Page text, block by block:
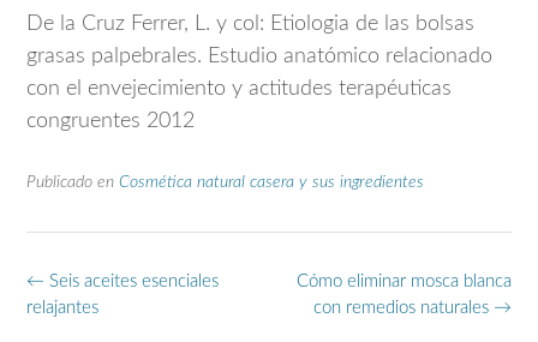
De la Cruz Ferrer, L. y col: Etiologia de las bolsas
grasas palpebrales. Estudio anatómico relacionado
con el envejecimiento y actitudes terapéuticas
congruentes 2012
Publicado en Cosmética natural casera y sus ingredientes
Navegación
de
Cómo eliminar mosca blanca
con remedios naturales →
← Seis aceites esenciales
relajantes